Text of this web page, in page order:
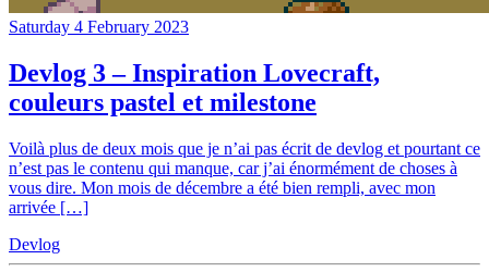
Saturday 4 February 2023
Devlog 3 – Inspiration Lovecraft,
couleurs pastel et milestone
Voilà plus de deux mois que je n’ai pas écrit de devlog et pourtant ce
n’est pas le contenu qui manque, car j’ai énormément de choses à
vous dire. Mon mois de décembre a été bien rempli, avec mon
arrivée […]
Devlog